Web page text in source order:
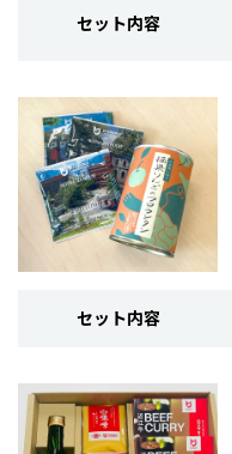
セット内容
セット内容